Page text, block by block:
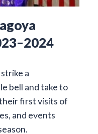
a
bell and take to
first visits of
and events